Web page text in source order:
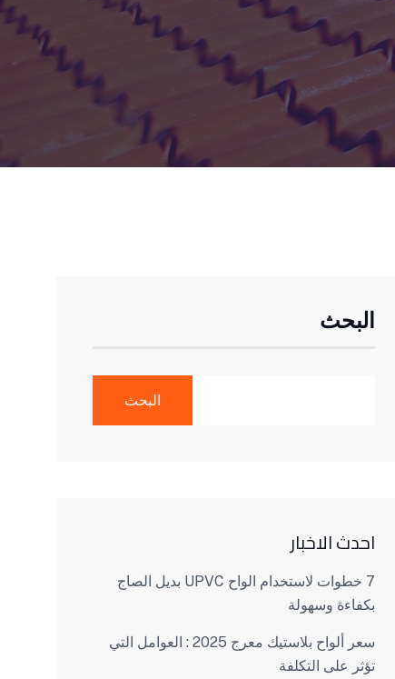
البحث
البحث
احدث الاخبار
7 خطوات لاستخدام الواح UPVC بديل الصاج
بكفاءة وسهولة
سعر ألواح بلاستيك معرج 2025 : العوامل التي
تؤثر على التكلفة